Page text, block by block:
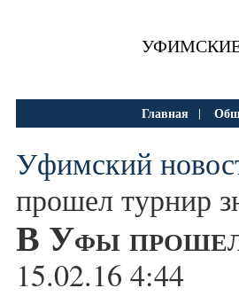
Главная |
Уфимский
прошел турнир
В Уфы прошел
15.02.16 4:44